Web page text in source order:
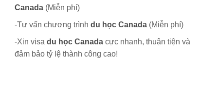
Canada (Miễn phí)
-Tư vấn chương trình du học Canada (Miễn phí)
-Xin visa du học Canada cực nhanh, thuận tiện và
đảm bảo tỷ lệ thành công cao!